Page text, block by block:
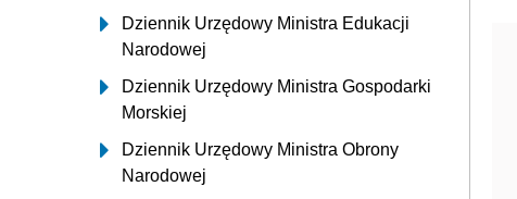
Dziennik Urzędowy Ministra Edukacji
Narodowej
Dziennik Urzędowy Ministra Gospodarki
Morskiej
Dziennik Urzędowy Ministra Obrony
Narodowej